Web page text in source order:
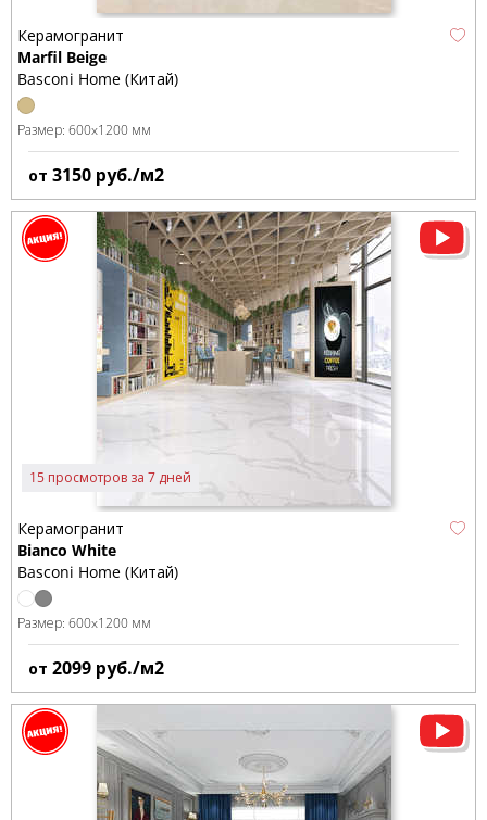
Керамогранит
Marfil Beige
Basconi Home (Китай)
Размер: 600x1200 мм
от 3150 руб./м2
15 просмотров за 7 дней
Керамогранит
Bianco White
Basconi Home (Китай)
Размер: 600x1200 мм
от 2099 руб./м2